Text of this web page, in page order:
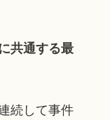
共通する最
続して事件